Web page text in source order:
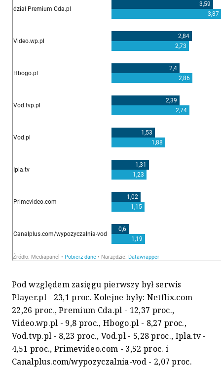
Pod względem zasięgu pierwszy był serwis
Player.pl - 23,1 proc. Kolejne były: Netflix.com -
22,26 proc., Premium Cda.pl - 12,37 proc.,
Video.wp.pl - 9,8 proc., Hbogo.pl - 8,27 proc.,
Vod.tvp.pl - 8,23 proc., Vod.pl - 5,28 proc., Ipla.tv -
4,51 proc., Primevideo.com - 3,52 proc. i
Canalplus.com/wypozyczalnia-vod - 2,07 proc.